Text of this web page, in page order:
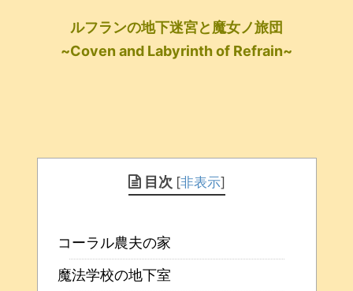
ルフランの地下迷宮と魔女ノ旅団
~Coven and Labyrinth of Refrain~
目次 [非表示]
コーラル農夫の家
魔法学校の地下室